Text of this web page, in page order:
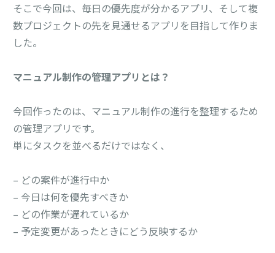
そこで今回は、毎日の優先度が分かるアプリ、そして複
数プロジェクトの先を見通せるアプリを目指して作りま
した。
マニュアル制作の管理アプリとは？
今回作ったのは、マニュアル制作の進行を整理するため
の管理アプリです。
単にタスクを並べるだけではなく、
– どの案件が進行中か
– 今日は何を優先すべきか
– どの作業が遅れているか
– 予定変更があったときにどう反映するか